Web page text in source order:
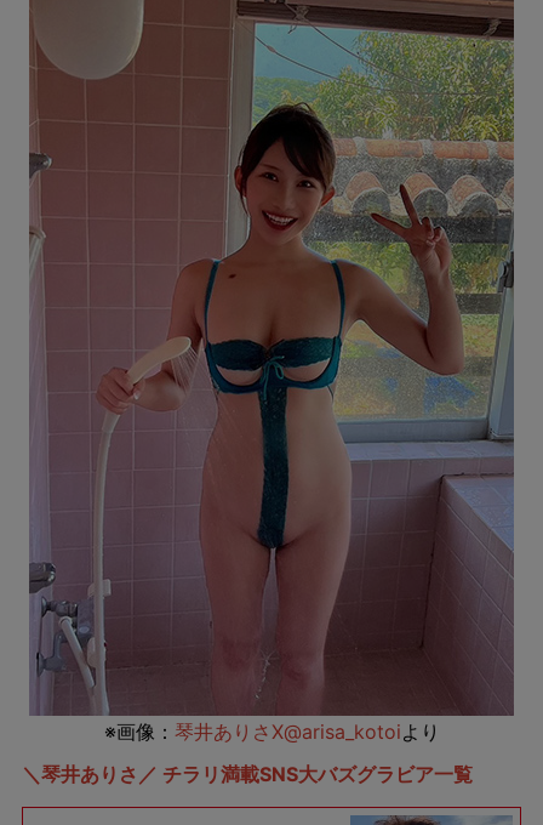
※画像： 琴井ありさX@arisa_kotoiより
＼琴井ありさ／ チラリ満載SNS大バズグラビア一覧